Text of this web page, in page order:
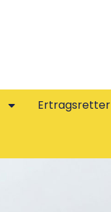
Ertragsretter